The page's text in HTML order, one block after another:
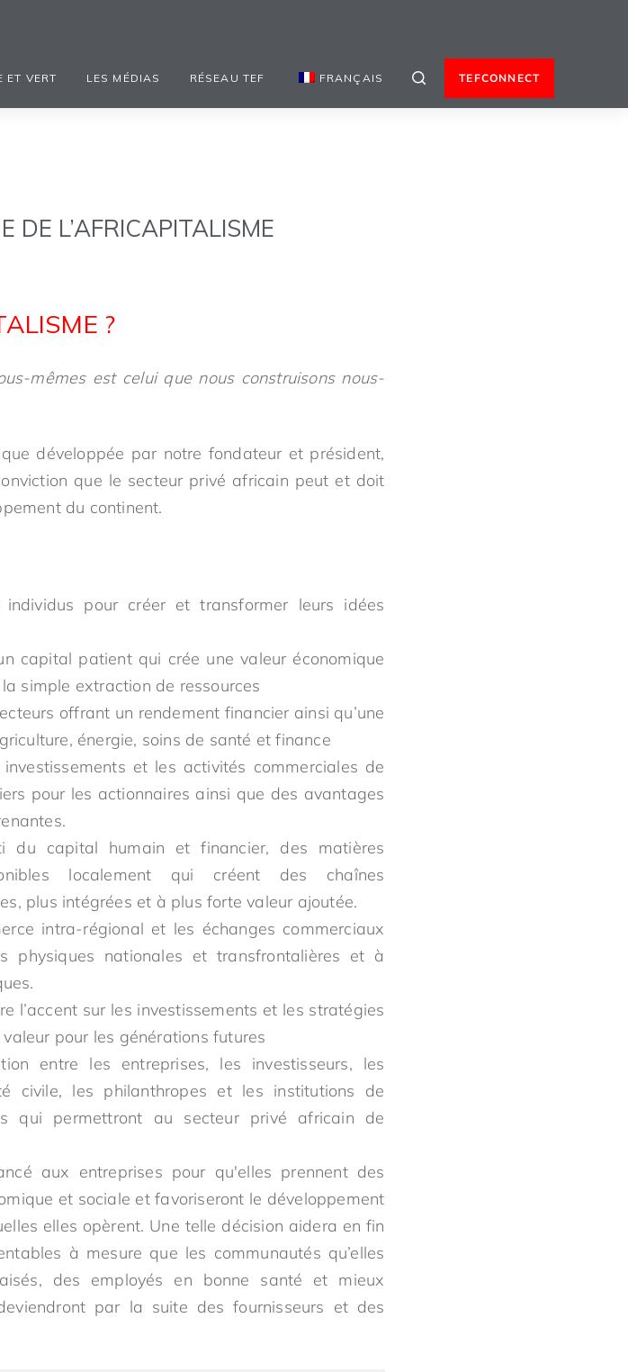
ET VERT LES MÉDIAS RÉSEAU TEF FRANÇAIS TEFCONNECT
DE L’AFRICAPITALISME
?
mêmes est celui que nous construisons nous-
développée par notre fondateur et président,
que le secteur privé africain peut et doit
du continent.
pour créer et transformer leurs idées
capital patient qui crée une valeur économique
simple extraction de ressources
offrant un rendement financier ainsi qu’une
énergie, soins de santé et finance
et les activités commerciales de
pour les actionnaires ainsi que des avantages
du capital humain et financier, des matières
localement qui créent des chaînes
plus intégrées et à plus forte valeur ajoutée.
intra-régional et les échanges commerciaux
physiques nationales et transfrontalières et à
l’accent sur les investissements et les stratégies
pour les générations futures
entre les entreprises, les investisseurs, les
civile, les philanthropes et les institutions de
qui permettront au secteur privé africain de
aux entreprises pour qu'elles prennent des
et sociale et favoriseront le développement
elles opèrent. Une telle décision aidera en fin
à mesure que les communautés qu’elles
des employés en bonne santé et mieux
par la suite des fournisseurs et des